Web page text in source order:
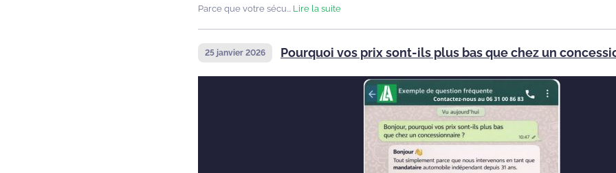
Parce que votre sécu... Lire la suite
25 janvier 2026 Pourquoi vos prix sont-ils plus bas que chez un